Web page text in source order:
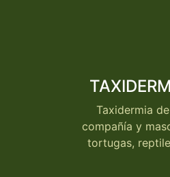
Taxidermia
compañía y
tortugas,